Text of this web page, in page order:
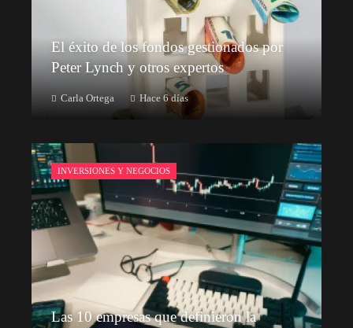
El éxito de los fondos gestionados por
Peter Lynch y otros expertos
Carla Ortega Hace 6 días
INVERSIONES Y NEGOCIOS
Las 10 empresas que definieron la